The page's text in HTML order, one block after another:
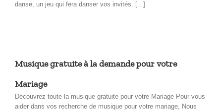
danse, un jeu qui fera danser vos invités. [...]
Musique gratuite à la demande pour votre
Mariage
Découvrez toute la musique gratuite pour votre Mariage Pour vous
aider dans vos recherche de musique pour votre mariage, Nous